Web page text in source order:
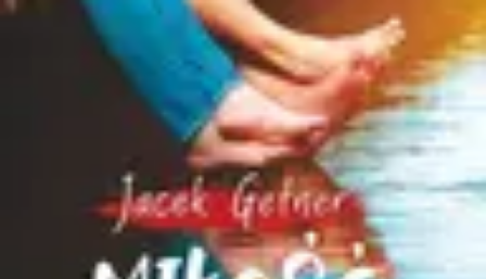
Mega Promocje
Porady zakupowe
TrendyPoradnikiZakupy i promocje
Mega Promocje